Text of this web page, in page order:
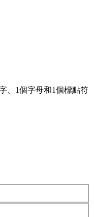
、1個字母和1個標點符